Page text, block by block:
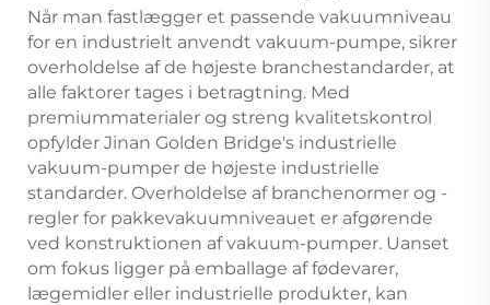
Når man fastlægger et passende vakuumniveau
for en industrielt anvendt vakuum-pumpe, sikrer
overholdelse af de højeste branchestandarder, at
alle faktorer tages i betragtning. Med
premiummaterialer og streng kvalitetskontrol
opfylder Jinan Golden Bridge's industrielle
vakuum-pumper de højeste industrielle
standarder. Overholdelse af branchenormer og -
regler for pakkevakuumniveauet er afgørende
ved konstruktionen af vakuum-pumper. Uanset
om fokus ligger på emballage af fødevarer,
lægemidler eller industrielle produkter, kan